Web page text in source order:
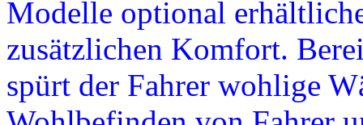
Modelle optional
zusätzlichen Komfort.
spürt der Fahrer wohlige